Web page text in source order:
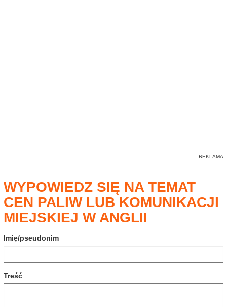
WYPOWIEDZ SIĘ NA TEMAT
CEN PALIW LUB KOMUNIKACJI
MIEJSKIEJ W ANGLII
Imię/pseudonim
Treść